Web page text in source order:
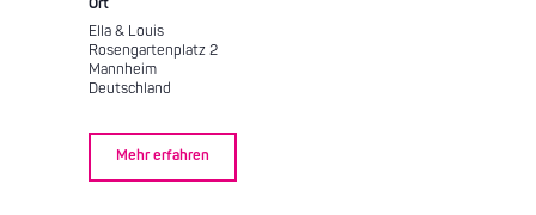
Ort
Ella & Louis
Rosengartenplatz 2
Mannheim
Deutschland
Mehr erfahren